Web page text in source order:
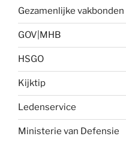
Gezamenlijke vakbonden
GOV|MHB
HSGO
Kijktip
Ledenservice
Ministerie van Defensie